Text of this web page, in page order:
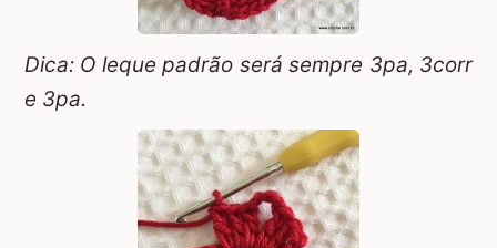
Dica: O leque padrão será sempre 3pa, 3corr
e 3pa.